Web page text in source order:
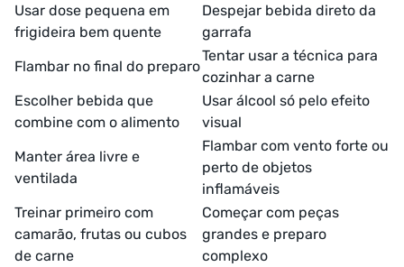
Usar dose pequena em
frigideira bem quente
Despejar bebida direto da
garrafa
Flambar no final do preparo
Tentar usar a técnica para
cozinhar a carne
Escolher bebida que
combine com o alimento
Usar álcool só pelo efeito
visual
Manter área livre e
ventilada
Flambar com vento forte ou
perto de objetos
inflamáveis
Treinar primeiro com
camarão, frutas ou cubos
de carne
Começar com peças
grandes e preparo
complexo